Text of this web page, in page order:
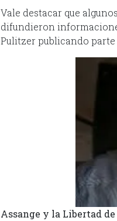
Vale destacar que
difundieron
Pulitzer publicando parte
Assange y la Libertad de